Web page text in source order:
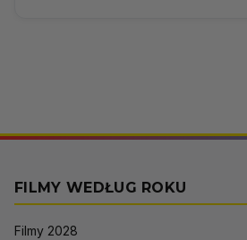
FILMY WEDŁUG ROKU
Filmy 2028